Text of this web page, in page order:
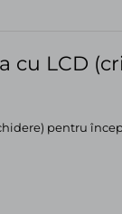
cu LCD
pentru